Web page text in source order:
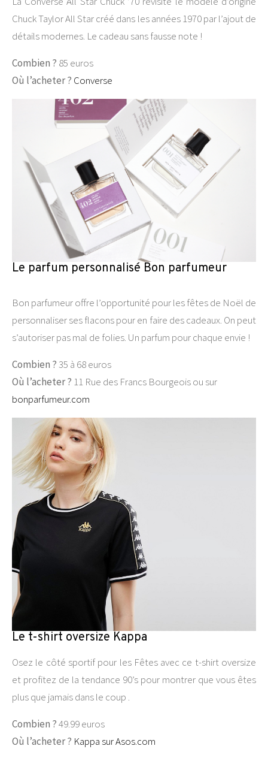
Chuck Taylor All Star créé dans les années 1970 par l’ajout de
détails modernes. Le cadeau sans fausse note !
Combien ? 85 euros
Où l’acheter ? Converse
Le parfum personnalisé Bon parfumeur
Bon parfumeur offre l’opportunité pour les fêtes de Noël de
personnaliser ses flacons pour en faire des cadeaux. On peut
s’autoriser pas mal de folies. Un parfum pour chaque envie !
Combien ?35 à 68 euros
Où l’acheter ? 11 Rue des Francs Bourgeois ou sur
bonparfumeur.com
Le t-shirt oversize Kappa
Osez le côté sportif pour les Fêtes avec ce t-shirt oversize
et profitez de la tendance 90’s pour montrer que vous êtes
plus que jamais dans le coup .
Combien ?49.99 euros
Où l’acheter ? Kappa sur Asos.com